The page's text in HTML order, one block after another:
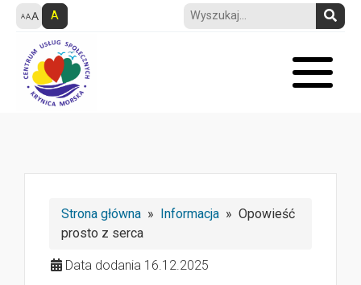
A
Strona główna » Informacja » Opowieść
prosto z serca
Data dodania 16.12.2025